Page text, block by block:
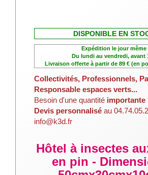
DISPONIBLE EN
Expédition le jour même
Du lundi au vendredi, avant
Livraison offerte à partir de 89 € (en
Collectivités, Professionnels,
Responsable espaces verts...
Besoin d'une quantité importante
Devis personnalisé au
info@k3d.fr
Hôtel à insectes
en pin -